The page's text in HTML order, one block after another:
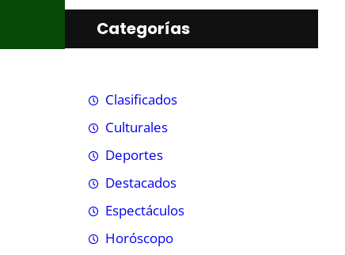
Categorías
Clasificados
Culturales
Deportes
Destacados
Espectáculos
Horóscopo